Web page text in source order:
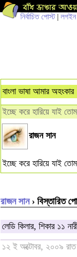
নির্বাচিত পোস্ট| লগইন
বাংলা ভাষা আমার অহংকার
ইচ্ছে করে হারিয়ে যাই
রাজন সান
ইচ্ছে করে হারিয়ে যাই
রাজন সান› বিস্তারিত
লেডি কিলার, শিকার ১১
১২ ই অক্টোবর, ২০০৯